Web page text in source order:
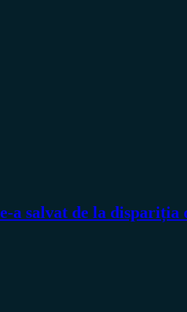
salvat de la dispariția